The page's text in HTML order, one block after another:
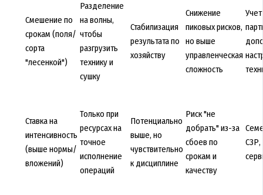
Смешение по
срокам (поля/
сорта
"лесенкой")
Разделение
на волны,
чтобы
разгрузить
технику и
сушку
Стабилизация
результата по
хозяйству
Снижение
пиковых рисков,
но выше
управленческая
сложность
Ставка на
интенсивность
(выше нормы/
вложений)
Только при
ресурсах на
точное
исполнение
операций
Потенциально
выше, но
чувствительно
к дисциплине
Риск "не
добрать" из-за
сбоев по
срокам и
качеству
СЗР,